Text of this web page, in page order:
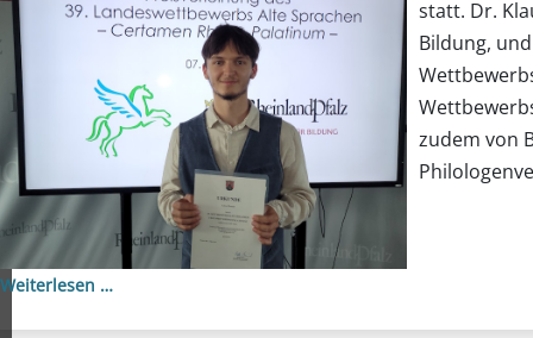
statt. Dr.
Bildung,
zudem von
Weiterlesen …